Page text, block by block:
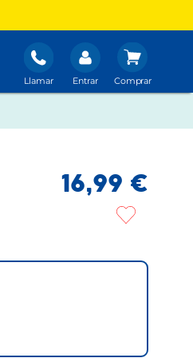
Llamar Entrar
16,99 €